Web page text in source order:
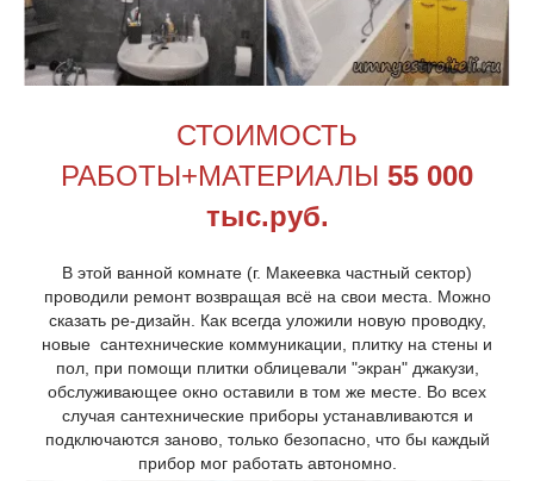
СТОИМОСТЬ
РАБОТЫ+МАТЕРИАЛЫ 55 000
тыс.руб.
В этой ванной комнате (г. Макеевка частный сектор)
проводили ремонт возвращая всё на свои места. Можно
сказать ре-дизайн. Как всегда уложили новую проводку,
новые сантехнические коммуникации, плитку на стены и
пол, при помощи плитки облицевали "экран" джакузи,
обслуживающее окно оставили в том же месте. Во всех
случая сантехнические приборы устанавливаются и
подключаются заново, только безопасно, что бы каждый
прибор мог работать автономно.